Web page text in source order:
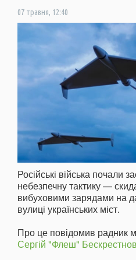
07 травня, 12:40
Російські війська почали
небезпечну тактику —
вибуховими зарядами на
вулиці українських міст.
Про це повідомив радник
Сергій "Флеш"